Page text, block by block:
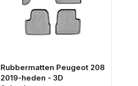
Rubbermatten Peugeot 208
2019-heden - 3D